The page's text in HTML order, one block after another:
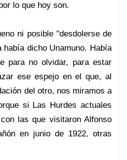
lo que hoy son.
ni posible "desdolerse de
había dicho Unamuno. Había
para no olvidar, para estar
ese espejo en el que, al
del otro, nos miramos a
si Las Hurdes actuales
las que visitaron Alfonso
en junio de 1922, otras